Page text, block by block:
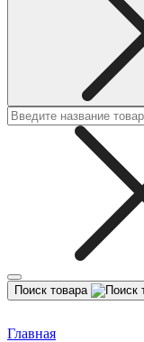
Поиск товара
Главная